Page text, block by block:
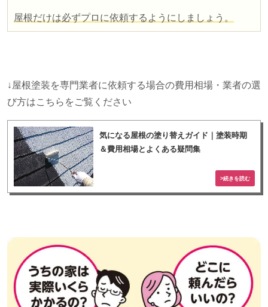
屋根だけは必ずプロに依頼するようにしましょう。
↓屋根塗装を専門業者に依頼する場合の費用相場・業者の選
び方はこちらをご覧ください
気になる屋根の塗り替えガイド｜塗装時期
＆費用相場とよくある疑問集